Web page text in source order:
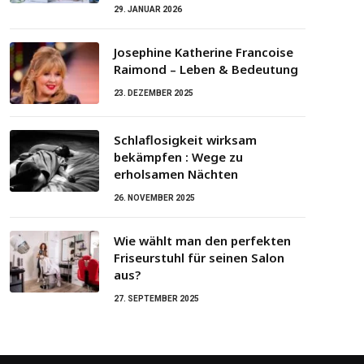
29. JANUAR 2026
Josephine Katherine Francoise
Raimond – Leben & Bedeutung
23. DEZEMBER 2025
Schlaflosigkeit wirksam
bekämpfen : Wege zu
erholsamen Nächten
26. NOVEMBER 2025
Wie wählt man den perfekten
Friseurstuhl für seinen Salon
aus?
27. SEPTEMBER 2025